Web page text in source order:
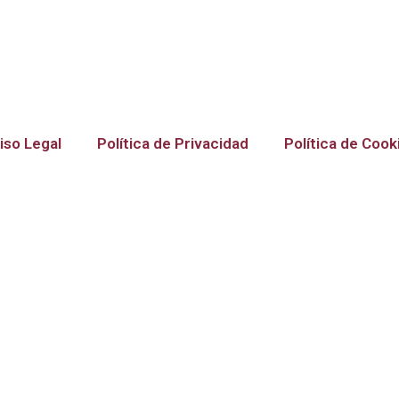
Legal Política de Privacidad Política de